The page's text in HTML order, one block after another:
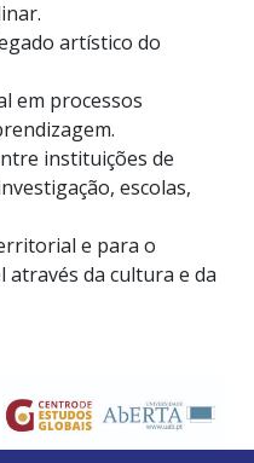
artístico do
em processos
instituições de
escolas,
e para o
da cultura e da